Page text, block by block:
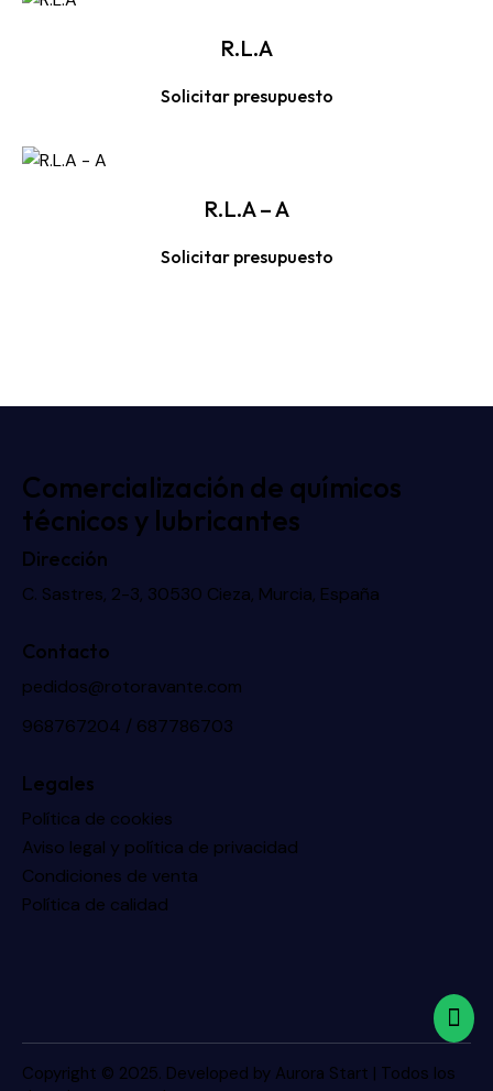
R.L.A
Solicitar presupuesto
R.L.A – A
Solicitar presupuesto
Comercialización de químicos
técnicos y lubricantes
Dirección
C. Sastres, 2-3, 30530 Cieza, Murcia, España
Contacto
pedidos@rotoravante.com
968767204 / 687786703
Legales
Política de cookies
Aviso legal y política de privacidad
Condiciones de venta
Política de calidad
Copyright © 2025. Developed by Aurora Start | Todos los